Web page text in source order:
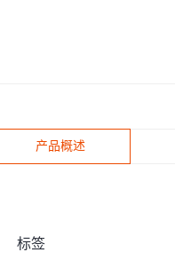
产品概述
标签